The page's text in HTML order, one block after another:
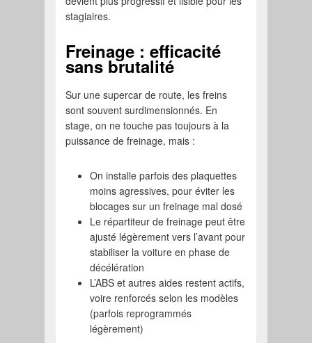
stagiaires.
Freinage : efficacité
sans brutalité
Sur une supercar de route, les freins
sont souvent surdimensionnés. En
stage, on ne touche pas toujours à la
puissance de freinage, mais :
On installe parfois des plaquettes
moins agressives, pour éviter les
blocages sur un freinage mal dosé
Le répartiteur de freinage peut être
ajusté légèrement vers l’avant pour
stabiliser la voiture en phase de
décélération
L’ABS et autres aides restent actifs,
voire renforcés selon les modèles
(parfois reprogrammés
légèrement)